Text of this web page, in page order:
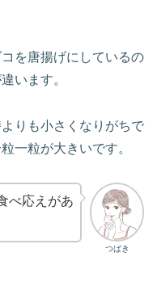
を唐揚げにしているの
います。
りも小さくなりがちで
一粒が大きいです。
つばき
べ応えがあ